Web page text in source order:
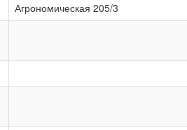
Агрономическая 205/3